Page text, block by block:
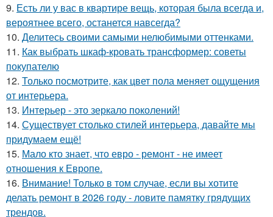
9. Есть ли у вас в квартире вещь, которая была всегда и,
вероятнее всего, останется навсегда?
10. Делитесь своими самыми нелюбимыми оттенками.
11. Как выбрать шкаф-кровать трансформер: советы
покупателю
12. Только посмотрите, как цвет пола меняет ощущения
от интерьера.
13. Интерьер - это зеркало поколений!
14. Существует столько стилей интерьера, давайте мы
придумаем ещё!
15. Мало кто знает, что евро - ремонт - не имеет
отношения к Европе.
16. Внимание! Только в том случае, если вы хотите
делать ремонт в 2026 году - ловите памятку грядущих
трендов.